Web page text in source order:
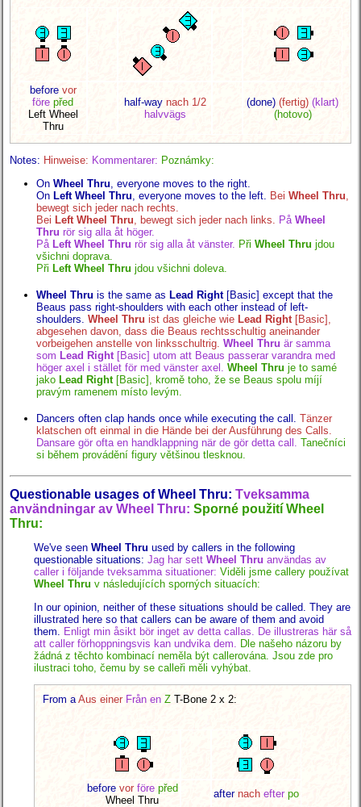
before vor
före před
Left Wheel
Thru
half-way nach 1/2
halvvägs
(done) (fertig) (klart)
(hotovo)
Notes: Hinweise: Kommentarer: Poznámky:
On Wheel Thru , everyone moves to the right.
On Left Wheel Thru , everyone moves to the left. Bei Wheel Thru
bewegt sich jeder nach rechts.
Bei Left Wheel Thru , bewegt sich jeder nach links. På Wheel
Thru rör sig alla åt höger.
På Left Wheel Thru rör sig alla åt vänster. Při Wheel Thru jdou
všichni doprava.
Při Left Wheel Thru jdou všichni doleva.
Wheel Thru is the same as Lead Right[Basic] except that the
Beaus pass right-shoulders with each other instead of left-
shoulders. Wheel Thru ist das gleiche wie Lead Right [Basic],
abgesehen davon, dass die Beaus rechtsschultig aneinander
vorbeigehen anstelle von linksschultrig. Wheel Thru är samma
som Lead Right [Basic] utom att Beaus passerar varandra med
höger axel i stället för med vänster axel. Wheel Thru je to samé
jako Lead Right[Basic], kromě toho, že se Beaus spolu míjí
pravým ramenem místo levým.
Dancers often clap hands once while executing the call. Tänzer
klatschen oft einmal in die Hände bei der Ausführung des Calls.
Dansare gör ofta en handklappning när de gör detta call. Tanečníci
si během provádění figury většinou tlesknou.
Questionable usages of Wheel Thru: Tveksamma
användningar av Wheel Thru: Sporné použití Wheel
Thru:
We've seen Wheel Thru used by callers in the following
questionable situations: Jag har sett Wheel Thru användas av
caller i följande tveksamma situationer: Viděli jsme callery používat
Wheel Thru v následujících sporných situacích:
In our opinion, neither of these situations should be called. They are
illustrated here so that callers can be aware of them and avoid
them.
Enligt min åsikt bör inget av detta callas. De illustreras här så
att caller förhoppningsvis kan undvika dem.
Dle našeho názoru by
žádná z těchto kombinací neměla být callerována. Jsou zde pro
ilustraci toho, čemu by se calleři měli vyhýbat.
From a Aus einer Från en Z T-Bone 2 x 2:
before vor före před
Wheel Thru
after nach efter po